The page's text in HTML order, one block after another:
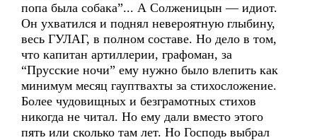
попа была собака”... А Солженицын — идиот.
Он ухватился и поднял невероятную глыбину,
весь ГУЛАГ, в полном составе. Но дело в том,
что капитан артиллерии, графоман, за
“Прусские ночи” ему нужно было влепить как
минимум месяц гауптвахты за стихосложение.
Более чудовищных и безграмотных стихов
никогда не читал. Но ему дали вместо этого
пять или сколько там лет. Но Господь выбрал